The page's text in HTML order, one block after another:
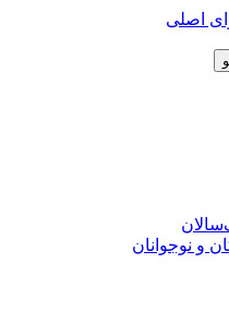
اصلی
و نوجوانان